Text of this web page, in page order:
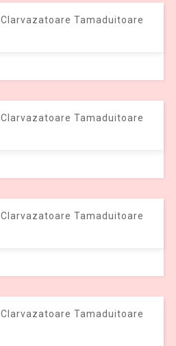
Tamaduitoare
Tamaduitoare
Tamaduitoare
Tamaduitoare